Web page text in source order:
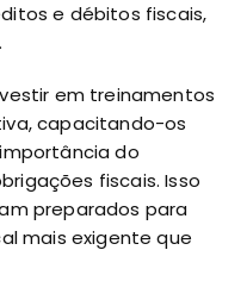
e débitos fiscais,
em treinamentos
capacitando-os
do
fiscais. Isso
preparados para
mais exigente que